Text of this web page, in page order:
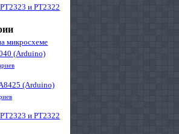
и PT2322
микросхеме
(Arduino)
(Arduino)
и PT2322